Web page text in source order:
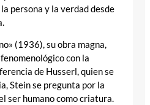
persona y la verdad desde
(1936), su obra magna,
con la
de Husserl, quien se
Stein se pregunta por la
ser humano como criatura.